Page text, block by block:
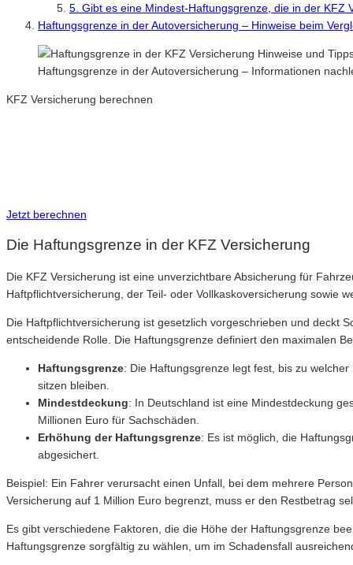
5. Gibt es eine Mindest-Haftungsgrenze, die in der KFZ
Haftungsgrenze in der Autoversicherung – Hinweise beim
Haftungsgrenze in der Autoversicherung – Informationen
KFZ Versicherung berechnen
Jetzt berechnen
Die Haftungsgrenze in der KFZ Versicherung
Die KFZ Versicherung ist eine unverzichtbare Absicherung für
Haftpflichtversicherung, der Teil- oder Vollkaskoversicherung sowie
Die Haftpflichtversicherung ist gesetzlich vorgeschrieben und deckt
entscheidende Rolle. Die Haftungsgrenze definiert den maximalen
Haftungsgrenze: Die Haftungsgrenze legt fest, bis zu
sitzen bleiben.
Mindestdeckung: In Deutschland ist eine Mindestdeckung
Millionen Euro für Sachschäden.
Erhöhung der Haftungsgrenze: Es ist möglich, die
abgesichert.
Beispiel: Ein Fahrer verursacht einen Unfall, bei dem mehrere
Versicherung auf 1 Million Euro begrenzt, muss er den Restbetrag
Es gibt verschiedene Faktoren, die die Höhe der Haftungsgrenze
Haftungsgrenze sorgfältig zu wählen, um im Schadensfall